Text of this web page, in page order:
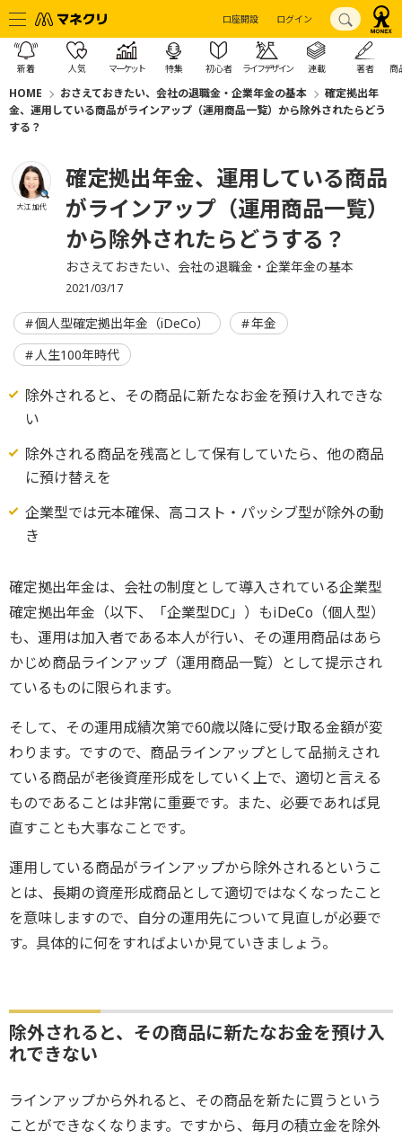
口座開設 ログイン
新着 人気 マーケット 特集 初心者 ライフデザイン 連載 著者 商
HOME おさえておきたい、会社の退職金・企業年金の基本
確定拠出年
金、運用している商品がラインアップ（運用商品一覧）から除外されたらどう
する？
大江 加代
確定拠出年金、運用している商品
がラインアップ（運用商品一覧）
から除外されたらどうする？
おさえておきたい、会社の退職金・企業年金の基本
2021/03/17
個人型確定拠出年金（iDeCo）
年金
人生100年時代
除外されると、その商品に新たなお金を預け入れできな
い
除外される商品を残高として保有していたら、他の商品
に預け替えを
企業型では元本確保、高コスト・パッシブ型が除外の動
き
確定拠出年金は、会社の制度として導入されている企業型
確定拠出年金（以下、「企業型DC」）もiDeCo（個人型）
も、運用は加入者である本人が行い、その運用商品はあら
かじめ商品ラインアップ（運用商品一覧）として提示され
ているものに限られます。
そして、その運用成績次第で60歳以降に受け取る金額が変
わります。ですので、商品ラインアップとして品揃えされ
ている商品が老後資産形成をしていく上で、適切と言える
ものであることは非常に重要です。また、必要であれば見
直すことも大事なことです。
運用している商品がラインアップから除外されるというこ
とは、長期の資産形成商品として適切ではなくなったこと
を意味しますので、自分の運用先について見直しが必要で
す。具体的に何をすればよいか見ていきましょう。
除外されると、その商品に新たなお金を預け入
れできない
ラインアップから外れると、その商品を新たに買うという
ことができなくなります。ですから、毎月の積立金を除外